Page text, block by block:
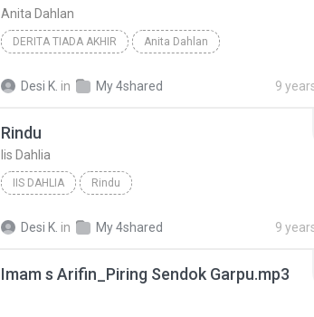
Anita Dahlan
DERITA TIADA AKHIR Anita Dahlan
Desi K. in My 4shared 9
Rindu
Iis Dahlia
IIS DAHLIA Rindu
Desi K. in My 4shared 9
Imam s Arifin_Piring Sendok Garpu.mp3